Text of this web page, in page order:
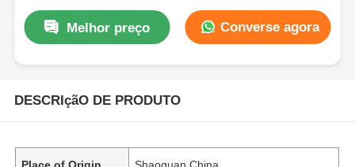
Melhor preço Converse agora
DESCRIçãO DE PRODUTO
Place of Origin Shaoguan,China